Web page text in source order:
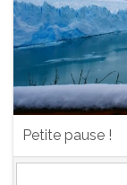
Petite pause !